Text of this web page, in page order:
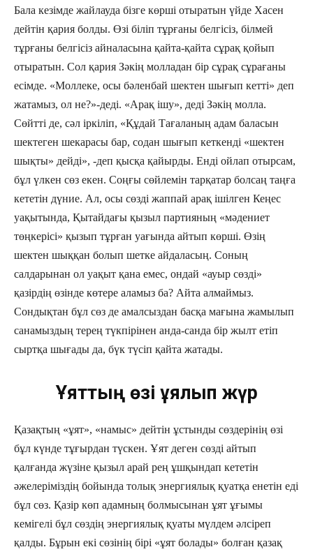
Бала кезімде жайлауда бізге көрші отыратын үйде Хасен
дейтін қария болды. Өзі біліп тұрғаны белгісіз, білмей
тұрғаны белгісіз айналасына қайта-қайта сұрақ қойып
отыратын. Сол қария Зәкің молладан бір сұрақ сұрағаны
есімде. «Моллеке, осы бәленбай шектен шығып кетті» деп
жатамыз, ол не?»-деді. «Арақ ішу», деді Зәкің молла.
Сөйтті де, сәл іркіліп, «Құдай Тағаланың адам баласын
шектеген шекарасы бар, содан шығып кеткенді «шектен
шықты» дейді», -деп қысқа қайырды. Енді ойлап отырсам,
бұл үлкен сөз екен. Соңғы сөйлемін тарқатар болсаң таңға
кететін дүние. Ал, осы сөзді жаппай арақ ішілген Кеңес
уақытында, Қытайдағы қызыл партияның «мәдениет
төңкерісі» қызып тұрған уағында айтып көрші. Өзің
шектен шыққан болып шетке айдаласың. Соның
салдарынан ол уақыт қана емес, ондай «ауыр сөзді»
қазірдің өзінде көтере аламыз ба? Айта алмаймыз.
Сондықтан бұл сөз де амалсыздан басқа мағына жамылып
санамыздың терең түкпірінен анда-санда бір жылт етіп
сыртқа шығады да, бүк түсіп қайта жатады.
Ұяттың өзі ұялып жүр
Қазақтың «ұят», «намыс» дейтін ұстынды сөздерінің өзі
бұл күнде тұғырдан түскен. Ұят деген сөзді айтып
қалғанда жүзіне қызыл арай рең ұшқындап кететін
әжелеріміздің бойында толық энергиялық қуатқа енетін еді
бұл сөз. Қазір көп адамның болмысынан ұят ұғымы
кемігелі бұл сөздің энергиялық қуаты мүлдем әлсіреп
қалды. Бұрын екі сөзінің бірі «ұят болады» болған қазақ